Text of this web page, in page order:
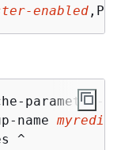
enabled
parameter-
name
^